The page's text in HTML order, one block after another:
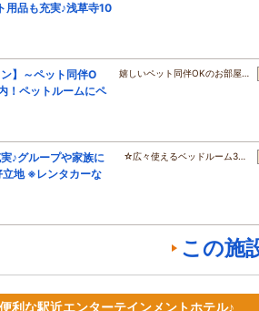
品も充実♪浅草寺10
】～ペット同伴O
！ペットルームにペ
嬉しいペット同伴OKのお部屋…
♪グループや家族に
立地 ※レンタカーな
☆広々使えるベッドルーム3…
この施
利な駅近エンターテインメントホテル♪